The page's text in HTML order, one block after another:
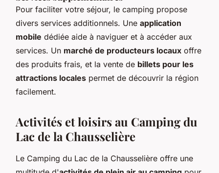
Pour faciliter votre séjour, le camping propose
divers services additionnels. Une application
mobile dédiée aide à naviguer et à accéder aux
services. Un marché de producteurs locaux offre
des produits frais, et la vente de billets pour les
attractions locales permet de découvrir la région
facilement.
Activités et loisirs au Camping du
Lac de la Chausselière
Le Camping du Lac de la Chausselière offre une